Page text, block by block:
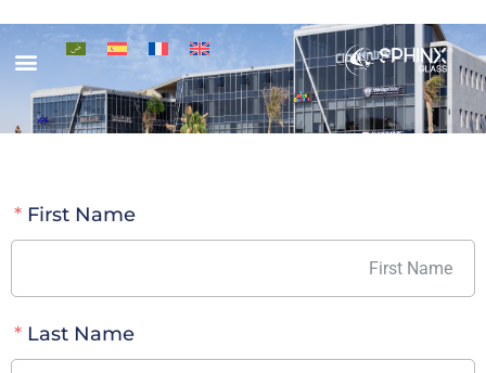
First Name
Last Name